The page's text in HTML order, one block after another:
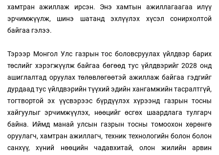
хамтран ажиллаж ирсэн. Энэ хамтын ажиллагаагаа илүү
эрчимжүүлж, шинэ шатанд эхлүүлэх хүсэл сонирхолтой
байгаа гэлээ.
Тэрээр Монгол Улс газрын тос боловсруулах үйлдвэр барих
төслийг хэрэгжүүлж байгаа бөгөөд тус үйлдвэрийг 2028 онд
ашиглалтад оруулах төлөвлөгөөтэй ажиллаж байгаа гэдгийг
дурдаад тус үйлдвэрийн түүхий эдийн хангамжийн тасралтгүй,
тогтвортой эх үүсвэрээс бүрдүүлэх хүрээнд газрын тосны
хайгуулыг эрчимжүүлэх, нөөцийг өсгөх шаардлага тулгарч
байна. Иймд манай улсын газрын тосны томоохон хөрөнгө
оруулагч, хамтран ажиллагч, техник технологийн болон болон
санхүү, хүний нөөцийн чадавхитай, олон жилийн арвин